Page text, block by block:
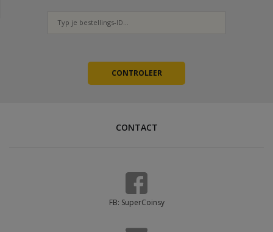
CONTACT
FB: SuperCoinsy